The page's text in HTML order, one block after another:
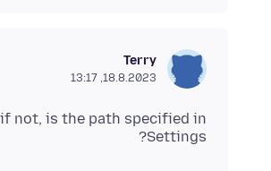
Terry
18.8.2023, 13:17
not, is the path specified in
Settings?